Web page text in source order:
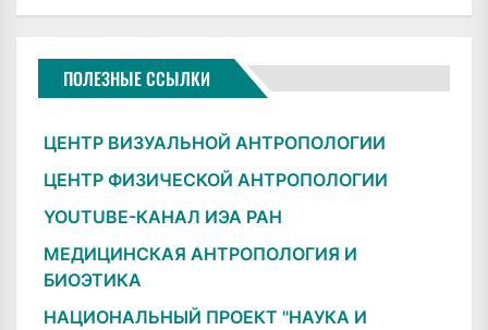
ПОЛЕЗНЫЕ ССЫЛКИ
ЦЕНТР ВИЗУАЛЬНОЙ АНТРОПОЛОГИИ
ЦЕНТР ФИЗИЧЕСКОЙ АНТРОПОЛОГИИ
YOUTUBE-КАНАЛ ИЭА РАН
МЕДИЦИНСКАЯ АНТРОПОЛОГИЯ И
БИОЭТИКА
НАЦИОНАЛЬНЫЙ ПРОЕКТ "НАУКА И